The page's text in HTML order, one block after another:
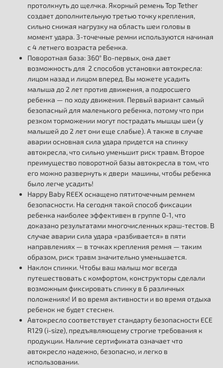
протолкнуть до щелчка. Якорный ремень Top Tether
создает дополнительную третью точку крепления,
сильно снижая нагрузку на область шеи головы в
момент удара. 3-точечные ремни используются начиная
с 4 летнего возраста ребенка.
Поворотная база: 360° Во-первых, она дает
возможность для 2 способов установки автокресла:
лицом назад и лицом вперед. Вы можете усадить
малыша до 2 лет против движения, а подросшего
ребенка — по ходу движения. Первый вариант самый
безопасный для маленького ребенка, потому что при
резком торможении могут пострадать мышцы шеи (у
малышей до 2 лет они еще слабые). А также в случае
аварии основная сила удара придется на спинку
автокресла, что сильно уменьшит риск травм. Второе
преимущество поворотной базы автокресла в том, что
его можно развернуть к двери машины, чтобы ребенка
было легче усадить!
Happy Baby REEX оснащено пятиточечным ремнем
безопасности. На сегодня такой способ фиксации
ребенка наиболее эффективен в группе 0-1, что
доказано результатами многочисленных краш-тестов. В
случае аварии сила удара «разбивается» в пяти
направлениях — в точках крепления ремня — таким
образом, риск травм значительно уменьшается.
Наклон спинки. Чтобы ваш малыш мог всегда
путешествовать с комфортом, конструкторы сделали
возможным фиксировать спинку в 6 различных
положениях! И во время активности и во время отдыха
ребенок не будет стеснен.
Автокресло соответствует стандарту безопасности ECE
R129 (i-size), предъявляющему строгие требования к
продукции. Наличие сертификата означает что
автокресло надежно, безопасно, и легко в
использовании.